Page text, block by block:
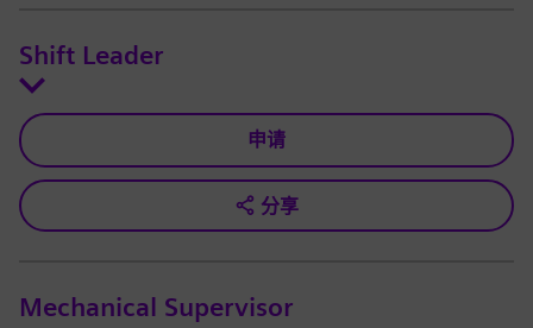
Shift Leader
申请
分享
Mechanical Supervisor